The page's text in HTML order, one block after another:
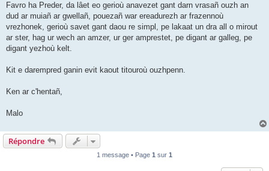
Favro ha Preder, da lâet eo gerioù anavezet gant darn vrasañ ouzh an
dud ar muiañ ar gwellañ, pouezañ war ereadurezh ar frazennoù
vrezhonek, gerioù savet gant daou re simpl, pe lakaat un dra all o mirout
ar ster, hag ur wech an amzer, ur ger amprestet, pe digant ar galleg, pe
digant yezhoù kelt.
Kit e darempred ganin evit kaout titouroù ouzhpenn.
Ken ar c'hentañ,
Malo
Répondre
1 message • Page 1 sur 1